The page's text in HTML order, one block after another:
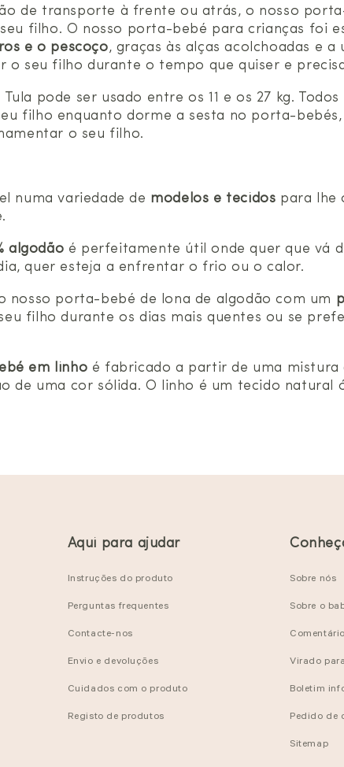
de transporte à frente ou atrás, o nosso
filho. O nosso porta-bebé para crianças foi
e o pescoço, graças às alças acolchoadas e
seu filho durante o tempo que quiser e
pode ser usado entre os 11 e os 27 kg.
filho enquanto dorme a sesta no porta-
o seu filho.
numa variedade de modelos e tecidos para lhe
algodão é perfeitamente útil onde quer que vá
quer esteja a enfrentar o frio ou o calor.
nosso porta-bebé de lona de algodão com um
filho durante os dias mais quentes ou se
em linho é fabricado a partir de uma mistura
de uma cor sólida. O linho é um tecido natural
Aqui para ajudar
Instruções do produto
Perguntas frequentes
Contacte-nos
Envio e devoluções
Cuidados com o produto
Registo de produtos
Sobre nós
Sobre o
Virado
Boletim
Pedido de
Sitemap